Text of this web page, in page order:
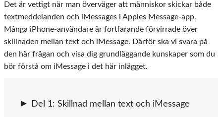
Det är vettigt när man överväger att människor skickar både
textmeddelanden och iMessages i Apples Message-app.
Många iPhone-användare är fortfarande förvirrade över
skillnaden mellan text och iMessage. Därför ska vi svara på
den här frågan och visa dig grundläggande kunskaper som du
bör förstå om iMessage i det här inlägget.
Del 1: Skillnad mellan text och iMessage